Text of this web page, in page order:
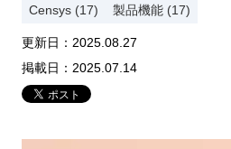
Censys (17) 製品機能 (17)
更新日： 2025.08.27
掲載日： 2025.07.14